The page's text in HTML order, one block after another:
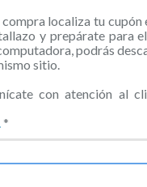
compra localiza tu cupón
y prepárate para
podrás
sitio.
con atención al
*